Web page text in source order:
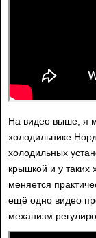
На видео выше, я
холодильнике
холодильных
крышкой и у таких
меняется
ещё одно видео
механизм